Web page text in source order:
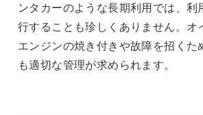
ンタカーのような長期利用では、
行することも珍しくありません。
エンジンの焼き付きや故障を招く
も適切な管理が求められます。